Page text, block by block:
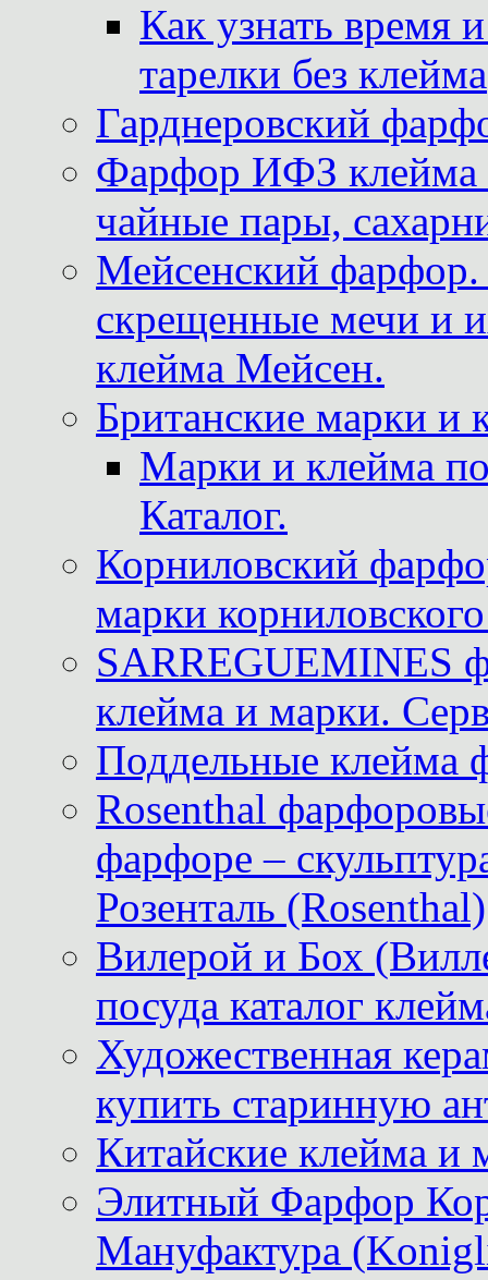
Как узнать время
тарелки без клейма
Гарднеровский
Фарфор ИФЗ клейма
чайные пары,
Мейсенский фарфор.
скрещенные мечи и
клейма Мейсен.
Британские марки и
Марки и клейма
Каталог.
Корниловский
марки
SARREGUEMINES
клейма и марки.
Поддельные клейма
Rosenthal
фарфоре –
Розенталь (Rosenthal)
Вилерой и Бох
посуда каталог
Художественная
купить старинную
Китайские клейма и
Элитный Фарфор
Мануфактура